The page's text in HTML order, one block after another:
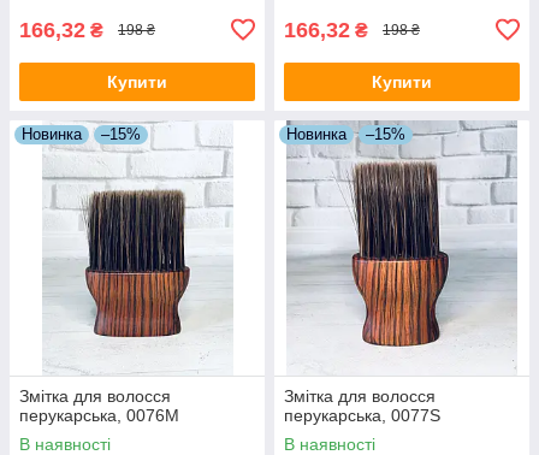
166,32 ₴ 198 ₴
Купити
166,32 ₴ 198 ₴
Купити
Новинка –15%
Змітка для волосся
перукарська, 0076M
В наявності
Новинка –15%
Змітка для волосся
перукарська, 0077S
В наявності